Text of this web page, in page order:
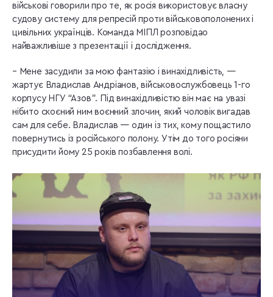
військові говорили про те, як росія використовує власну
судову систему для репресій проти військовополонених і
цивільних українців. Команда МІПЛ розповідао
найважливіше з презентації і дослідження.
– Мене засудили за мою фантазію і винахідливість, —
жартує Владислав Андріанов, військовослужбовець 1-го
корпусу НГУ “Азов”. Під винахідливістю він має на увазі
нібито скоєний ним воєнний злочин, який чоловік вигадав
сам для себе. Владислав — один із тих, кому пощастило
повернутись із російського полону. Утім до того росіяни
присудити йому 25 років позбавлення волі.